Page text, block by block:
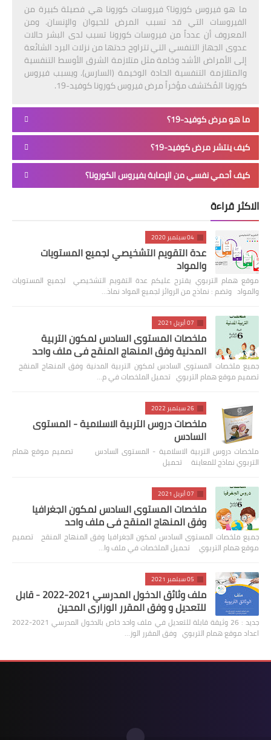
ما هو فيروس كورونا؟ فيروسات كورونا هي فصيلة كبيرة من
الفيروسات التي قد تسبب المرض للحيوان والإنسان. ومن
المعروف أن عدداً من فيروسات كورونا تسبب لدى البشر حالات
عدوى الجهاز التنفسي التي تتراوح حدتها من نزلات البرد الشائعة
إلى الأمراض الأشد وخامة مثل متلازمة الشرق الأوسط التنفسية
والمتلازمة التنفسية الحادة الوخيمة (السارس). ويسبب فيروس
كورونا المُكتشف مؤخراً مرض فيروس كورونا كوفيد-19.
ما هو مرض كوفيد-19؟
كيف ينتشر مرض كوفيد-19؟
كيف أحمي نفسي من الإصابة بفيروس الكورونا؟
الاكثر قراءة
04 سبتمبر 2020
عدة التقويم التشخيصي لجميع المستويات
والمواد
موقع همام التربوي يقترح عليكم عدة التقويم التشخيصي لجميع المستويات
والمواد وتضم : نماذج من الروائز لجميع المواد نماذ…
07 أبريل 2021
ملخصات المستوى السادس لمكون التربية
المدنية وفق المنهاج المنقح في ملف واحد
جميع ملخصات المستوى السادس لمكون التربية المدنية وفق المنهاج المنقح
تصميم موقع همام التربوي تحميل الملخصات في م…
26 سبتمبر 2022
ملخصات دروس التربية الاسلامية - المستوى
السادس
ملخصات دروس التربية الاسلامية - المستوى السادس تصميم موقع همام
التربوي نماذج للمعاينة تحميل
07 أبريل 2021
ملخصات المستوى السادس لمكون الجغرافيا
وفق المنهاج المنقح في ملف واحد
جميع ملخصات المستوى السادس لمكون الجغرافيا وفق المنهاج المنقح تصميم
موقع همام التربوي تحميل الملخصات في ملف وا…
05 سبتمبر 2021
ملف وثائق الدخول المدرسي 2021-2022 - قابل
للتعديل و وفق المقرر الوزاري المحين
جديد : 26 وثيقة قابلة للتعديل في ملف واحد خاص بالدخول المدرسي 2021-2022
اعداد موقع همام التربوي وفق المقرر الوز…